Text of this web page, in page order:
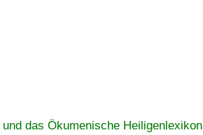
das Ökumenische Heiligenlexikon